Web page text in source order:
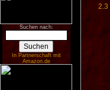
Suchen nach:
In Partnerschaft mit
Amazon.de
2.3